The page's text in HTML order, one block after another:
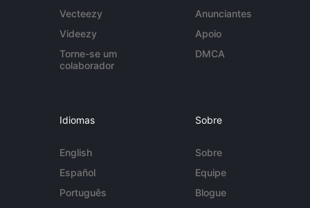
Vecteezy
Videezy
Torne-se um
colaborador
Anunciantes
Apoio
DMCA
Idiomas
English
Español
Português
Sobre
Sobre
Equipe
Blogue